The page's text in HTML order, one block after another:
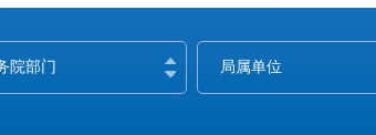
院部门 局属单位